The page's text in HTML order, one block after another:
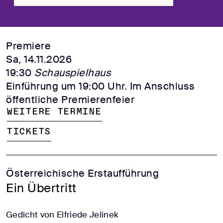
Premiere
Sa, 14.11.2026
19:30 Schauspielhaus
Einführung um 19:00 Uhr. Im Anschluss
öffentliche Premierenfeier
Weitere Termine
Tickets
Österreichische Erstaufführung
Ein Übertritt
Gedicht von Elfriede Jelinek